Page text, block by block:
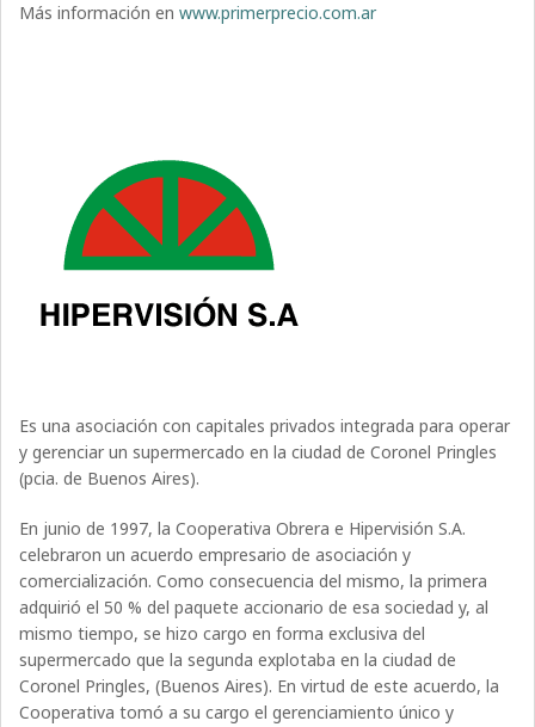
Más información enwww.primerprecio.com.ar
Es una asociación con capitales privados integrada para operar
y gerenciar un supermercado en la ciudad de Coronel Pringles
(pcia. de Buenos Aires).
En junio de 1997, la Cooperativa Obrera e Hipervisión S.A.
celebraron un acuerdo empresario de asociación y
comercialización. Como consecuencia del mismo, la primera
adquirió el 50 % del paquete accionario de esa sociedad y, al
mismo tiempo, se hizo cargo en forma exclusiva del
supermercado que la segunda explotaba en la ciudad de
Coronel Pringles, (Buenos Aires). En virtud de este acuerdo, la
Cooperativa tomó a su cargo el gerenciamiento único y